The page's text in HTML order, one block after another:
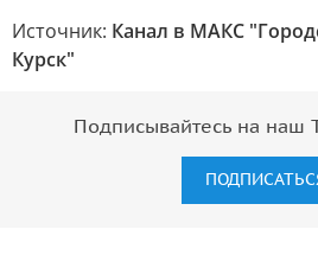
Источник: Канал в МАКС
Курск"
Подписывайтесь на наш